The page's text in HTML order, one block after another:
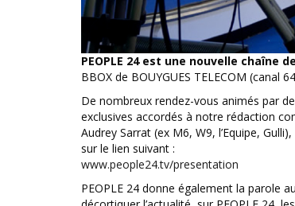
PEOPLE 24 est une nouvelle
BBOX de BOUYGUES TELECOM (canal
De nombreux rendez-vous animés par
exclusives accordés à notre rédaction
Audrey Sarrat (ex M6, W9, l’Equipe,
sur le lien suivant :
www.people24.tv/presentation
PEOPLE 24 donne également la parole